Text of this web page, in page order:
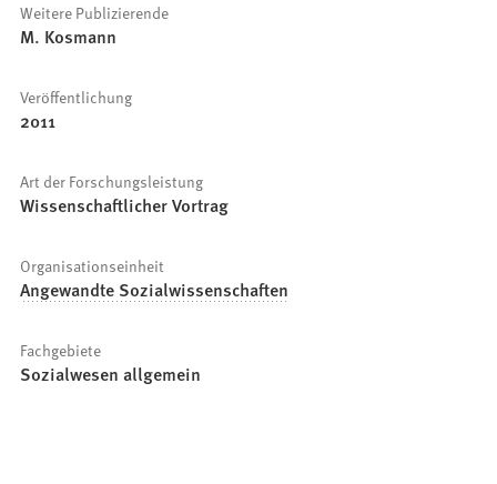
Weitere Publizierende
M. Kosmann
Veröffentlichung
2011
Art der Forschungsleistung
Wissenschaftlicher Vortrag
Organisationseinheit
Angewandte Sozialwissenschaften
Fachgebiete
Sozialwesen allgemein